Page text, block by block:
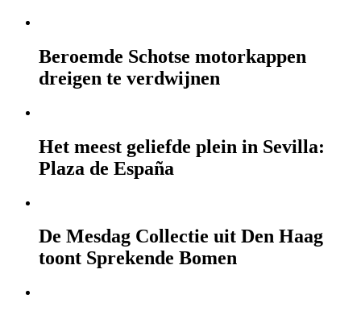
Beroemde Schotse motorkappen
dreigen te verdwijnen
Het meest geliefde plein in Sevilla:
Plaza de España
De Mesdag Collectie uit Den Haag
toont Sprekende Bomen